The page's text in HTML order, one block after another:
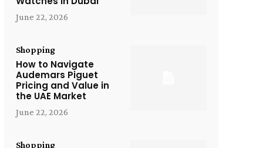
June 22, 2026
Shopping
How to Navigate
Audemars Piguet
Pricing and Value in
the UAE Market
June 22, 2026
Shopping